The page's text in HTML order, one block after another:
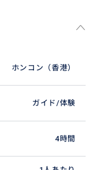
ホンコン（香港）
ガイド/体験
4時間